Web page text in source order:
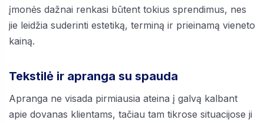
įmonės dažnai renkasi būtent tokius sprendimus, nes
jie leidžia suderinti estetiką, terminą ir prieinamą vieneto
kainą.
Tekstilė ir apranga su spauda
Apranga ne visada pirmiausia ateina į galvą kalbant
apie dovanas klientams, tačiau tam tikrose situacijose ji